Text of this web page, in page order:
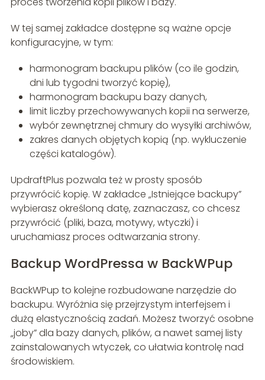
W tej samej zakładce dostępne są ważne opcje
konfiguracyjne, w tym:
harmonogram backupu plików (co ile godzin,
dni lub tygodni tworzyć kopię),
harmonogram backupu bazy danych,
limit liczby przechowywanych kopii na serwerze,
wybór zewnętrznej chmury do wysyłki archiwów,
zakres danych objętych kopią (np. wykluczenie
części katalogów).
UpdraftPlus pozwala też w prosty sposób
przywrócić kopię. W zakładce „Istniejące backupy”
wybierasz określoną datę, zaznaczasz, co chcesz
przywrócić (pliki, baza, motywy, wtyczki) i
uruchamiasz proces odtwarzania strony.
Backup WordPressa w BackWPup
BackWPup to kolejne rozbudowane narzędzie do
backupu. Wyróżnia się przejrzystym interfejsem i
dużą elastycznością zadań. Możesz tworzyć osobne
„joby” dla bazy danych, plików, a nawet samej listy
zainstalowanych wtyczek, co ułatwia kontrolę nad
środowiskiem.